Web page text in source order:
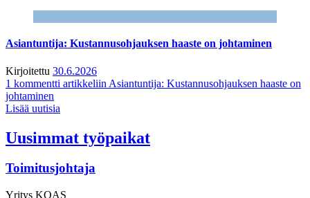
Asiantuntija: Kustannusohjauksen haaste on johtaminen
Kirjoitettu 30.6.2026
1 kommentti artikkeliin Asiantuntija: Kustannusohjauksen haaste on
johtaminen
Lisää uutisia
Uusimmat työpaikat
Toimitusjohtaja
Yritys KOAS